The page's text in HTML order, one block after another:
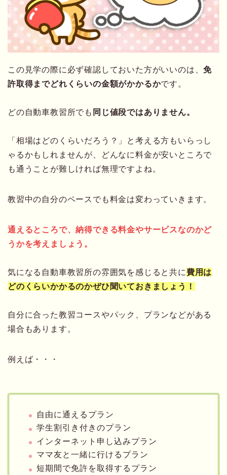
この見学の際に必ず確認しておいた方がいいのは、免
許取得までどれくらいの金額がかかるかです。
どの自動車教習所でも 同じ値段ではありません。
「相場はどのくらいだろう？」と考える方もいらっし
ゃるかもしれませんが、どんなに料金が安いところで
も通うことが難しければ無理ですよね。
教習中の自分のペースでも料金は変わっていきます。
通えるところで、納得できる料金やサービスなのかど
うかを考えましょう。
気になる自動車教習所の雰囲気を感じると共に費用は
どのくらいかかるのかぜひ聞いておきましょう！
自分に合った教習コースやパック、プランなどがある
場合もあります。
例えば・・・
自由に通えるプラン
学生割引き付きのプラン
インターネット申し込みプラン
ママ友と一緒に行けるプラン
短期間で免許を取得するプラン